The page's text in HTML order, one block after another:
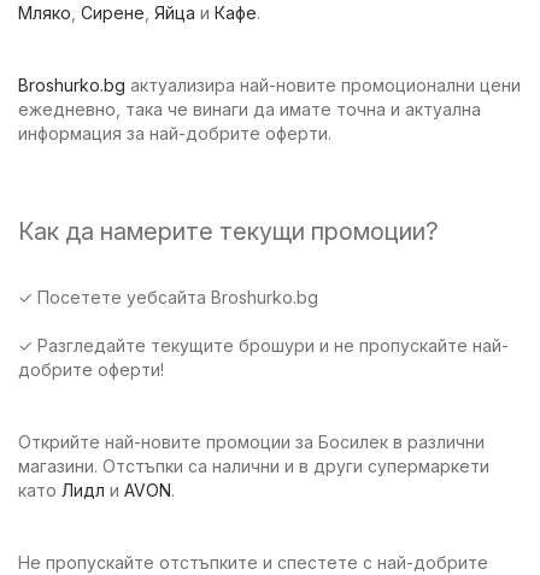
Мляко Сирене Яйца и Кафе.
Broshurko.bg актуализира най-новите промоционални цени
ежедневно, така че винаги да имате точна и актуална
информация за най-добрите оферти.
Как да намерите текущи промоции?
✓ Посетете уебсайта Broshurko.bg
✓ Разгледайте текущите брошури и не пропускайте най-
добрите оферти!
Открийте най-новите промоции за Босилек в различни
магазини. Отстъпки са налични и в други супермаркети
като Лидл и AVON.
Не пропускайте отстъпките и спестете с най-добрите